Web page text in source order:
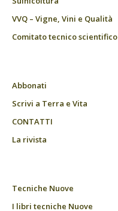
VVQ – Vigne, Vini e Qualità
Comitato tecnico scientifico
Abbonati
Scrivi a Terra e Vita
CONTATTI
La rivista
Tecniche Nuove
I libri tecniche Nuove